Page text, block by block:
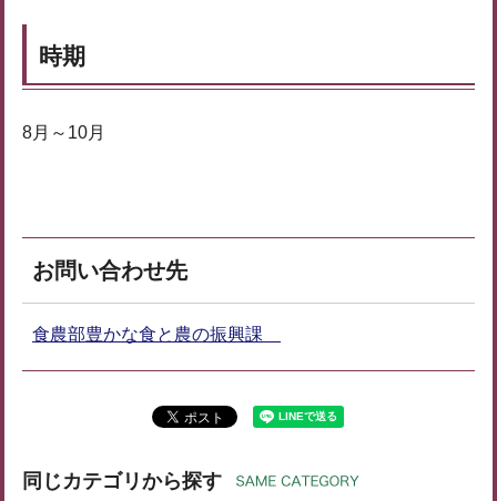
時期
8月～10月
お問い合わせ先
食農部豊かな食と農の振興課
同じカテゴリから探す